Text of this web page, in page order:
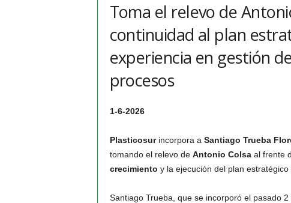
Toma el relevo de
continuidad al plan
experiencia en gestión
procesos
1-6-2026
Plasticosurincorpora a Santiago Trueba
tomando el relevo de Antonio Colsaal frente
crecimiento y la ejecución del plan
Santiago Trueba, que se incorporó el pasado